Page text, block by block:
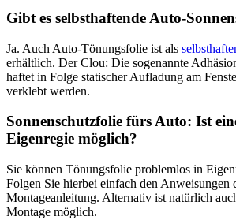
Gibt es selbsthaftende Auto-
Ja. Auch Auto-Tönungsfolie ist als
erhältlich. Der Clou: Die sogenannte
haftet in Folge statischer Aufladung am
verklebt werden.
Sonnenschutzfolie fürs Auto: Ist
Eigenregie möglich?
Sie können Tönungsfolie problemlos in
Folgen Sie hierbei einfach den Anweisungen
Montageanleitung. Alternativ ist natürlich
Montage möglich.